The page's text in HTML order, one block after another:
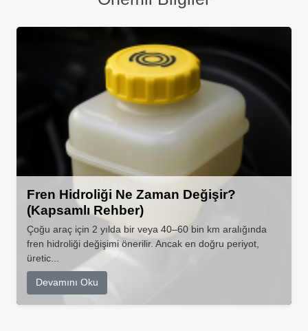
Fren Hidroliği Ne Zaman Değişir?
(Kapsamlı Rehber)
Çoğu araç için 2 yılda bir veya 40–60 bin km aralığında
fren hidroliği değişimi önerilir. Ancak en doğru periyot,
üretic...
Devamını Oku